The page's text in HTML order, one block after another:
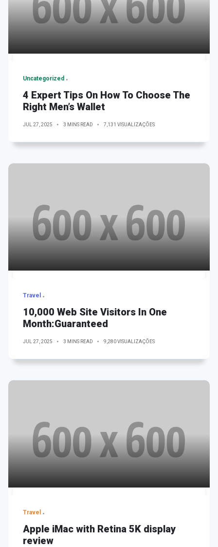
Uncategorized
4 Expert Tips On How To Choose The
Right Men’s Wallet
JUL 27, 2025 3 MINS READ 7,131 VISUALIZAÇÕES
Travel
10,000 Web Site Visitors In One
Month:Guaranteed
JUL 27, 2025 3 MINS READ 9,280 VISUALIZAÇÕES
Travel
Apple iMac with Retina 5K display
review